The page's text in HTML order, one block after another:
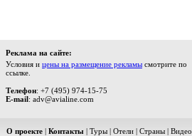
Реклама на сайте:
Условия и цены на размещение рекламы смотрите по
ссылке.
Телефон: +7 (495) 974-15-75
E-mail: adv@avialine.com
О проекте | Контакты | Туры | Отели | Страны | Видео